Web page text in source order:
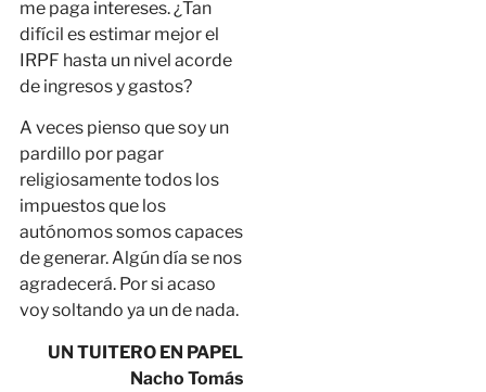
me paga intereses. ¿Tan
difícil es estimar mejor el
IRPF hasta un nivel acorde
de ingresos y gastos?
A veces pienso que soy un
pardillo por pagar
religiosamente todos los
impuestos que los
autónomos somos capaces
de generar. Algún día se nos
agradecerá. Por si acaso
voy soltando ya un de nada.
UN TUITERO EN PAPEL
Nacho Tomás